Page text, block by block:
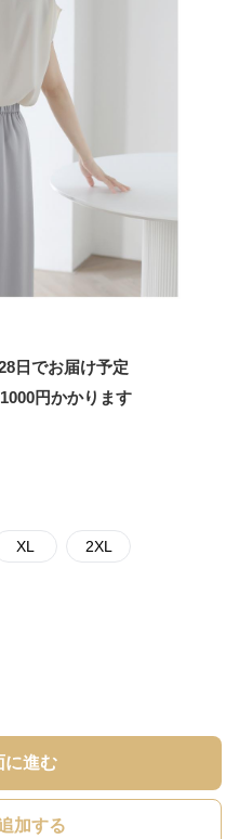
日でお届け予定
1000円かかります
XL 2XL
に進む
加する